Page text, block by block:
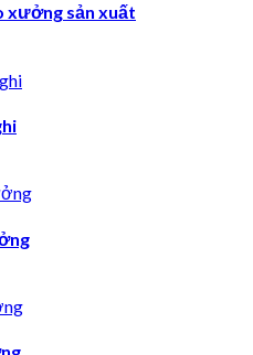
xưởng sản xuất